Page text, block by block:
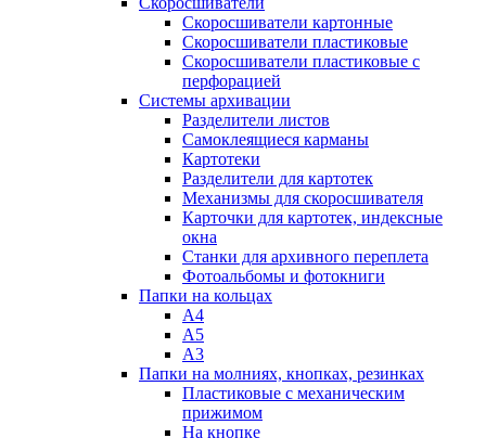
Скоросшиватели картонные
Скоросшиватели пластиковые
Скоросшиватели пластиковые с
перфорацией
Системы архивации
Разделители листов
Самоклеящиеся карманы
Картотеки
Разделители для картотек
Механизмы для скоросшивателя
Карточки для картотек, индексные
окна
Станки для архивного переплета
Фотоальбомы и фотокниги
Папки на кольцах
А4
А5
А3
Папки на молниях, кнопках, резинках
Пластиковые с механическим
прижимом
На кнопке